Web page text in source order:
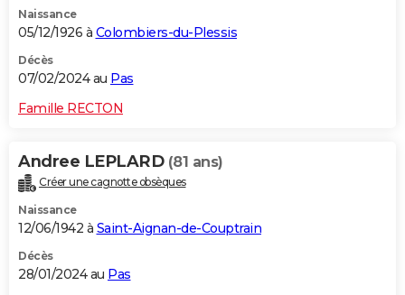
Naissance
05/12/1926 à Colombiers-du-Plessis
Décès
07/02/2024 au Pas
Famille RECTON
Andree LEPLARD (81 ans)
Créer une cagnotte obsèques
Naissance
12/06/1942 à Saint-Aignan-de-Couptrain
Décès
28/01/2024 au Pas